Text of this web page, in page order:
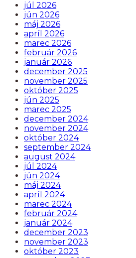
júl 2026
jún 2026
máj 2026
apríl 2026
marec 2026
február 2026
január 2026
december 2025
november 2025
október 2025
jún 2025
marec 2025
december 2024
november 2024
október 2024
september 2024
august 2024
júl 2024
jún 2024
máj 2024
apríl 2024
marec 2024
február 2024
január 2024
december 2023
november 2023
október 2023